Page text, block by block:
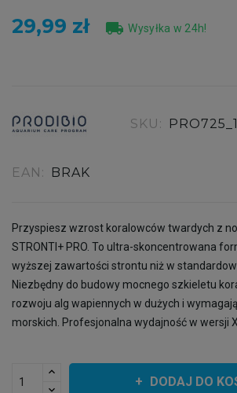
29,99 zł local_shipping Wysyłka w 24h!
SKU: PRO725_1
EAN: BRAK
Przyspiesz wzrost koralowców twardych z
STRONTI+ PRO. To ultra-skoncentrowana
wyższej zawartości strontu niż w
Niezbędny do budowy mocnego szkieletu
rozwoju alg wapiennych w dużych i
morskich. Profesjonalna wydajność w wersji
DODAJ DO